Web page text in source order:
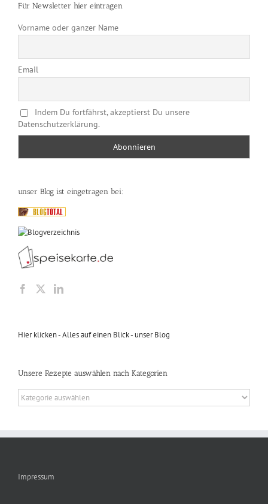
Für Newsletter hier eintragen
Vorname oder ganzer Name
Email
Indem Du fortfährst, akzeptierst Du unsere
Datenschutzerklärung.
unser Blog ist eingetragen bei:
Hier klicken - Alles auf einen Blick - unser Blog
Unsere Rezepte auswählen nach Kategorien
Unsere
Rezepte
Kategorien
Impressum